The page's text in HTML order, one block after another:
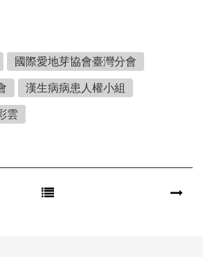
國際愛地芽協會臺灣分會
漢生病病患人權小組
雲